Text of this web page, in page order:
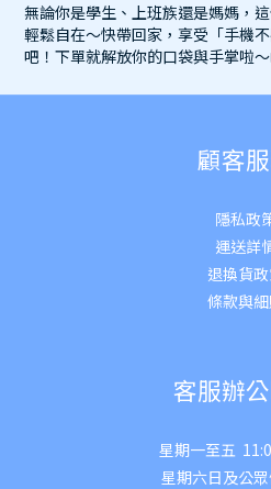
無論你是學生、上班族還是媽媽，
輕鬆自在～快帶回家，享受「手機
吧！下單就解放你的口袋與手掌啦
顧客
隱私政
運送詳
退換貨
條款與細
客服辦
星期一至五
星期六日及公